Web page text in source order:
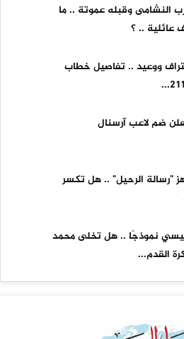
النشامى وقبله عموتة .. ما
.. ؟
ووعيد .. تفاصيل خطاب
ضم لاعب آرسنال
"رسالة الرحيل" .. هل تكسر
نموذجًا .. هل تخلى محمد
القدم...